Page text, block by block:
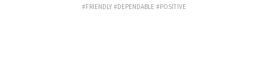
#FRIENDLY #DEPENDABLE #POSITIVE